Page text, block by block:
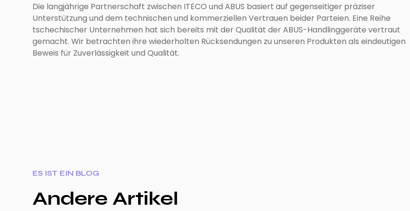
Die langjährige Partnerschaft zwischen ITECO und ABUS basiert auf gegenseitiger präziser
Unterstützung und dem technischen und kommerziellen Vertrauen beider Parteien. Eine Reihe
tschechischer Unternehmen hat sich bereits mit der Qualität der ABUS-Handlinggeräte vertraut
gemacht. Wir betrachten ihre wiederholten Rücksendungen zu unseren Produkten als eindeutigen
Beweis für Zuverlässigkeit und Qualität.
ES IST EIN BLOG
Andere Artikel